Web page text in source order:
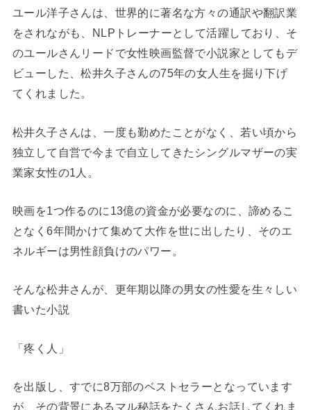
ユール洋子さんは、世界的に著名な方々の通訳や翻訳業
をされながも、NLPトレーナーとして活躍しており、そ
のユールさんリードで女性映画監督で小説家としてもデ
ビューした、松井久子さんの75年の女人生を掘り下げ
てくれました。
松井久子さんは、一度も勤めたことがなく、若い頃から
独立して自営で今まで自立してきたシングルマザーの実
業家女性の1人。
映画を1つ作るのに13億の資金が必要なのに、諦めるこ
となく6年間かけて集めて大作を世に出したり、そのエ
ネルギーは男性顔負けのパワー。
そんな松井さんが、更年期以降の男女の性愛を生々しい
書いた小説
「疼く人」
を出版し、すでに8万部のベストセラーとなっています
が、その背景にあるマル秘話をたくさんお話してくれま